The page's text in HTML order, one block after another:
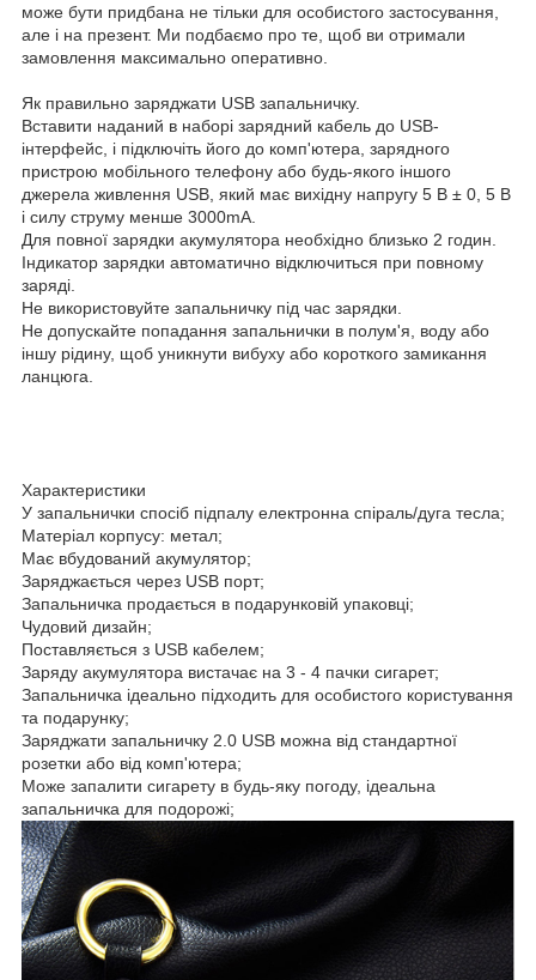
може бути придбана не тільки для особистого застосування,
але і на презент. Ми подбаємо про те, щоб ви отримали
замовлення максимально оперативно.
Як правильно заряджати USB запальничку.
Вставити наданий в наборі зарядний кабель до USB-
інтерфейс, і підключіть його до комп'ютера, зарядного
пристрою мобільного телефону або будь-якого іншого
джерела живлення USB, який має вихідну напругу 5 В ± 0, 5 В
і силу струму менше 3000mA.
Для повної зарядки акумулятора необхідно близько 2 годин.
Індикатор зарядки автоматично відключиться при повному
заряді.
Не використовуйте запальничку під час зарядки.
Не допускайте попадання запальнички в полум'я, воду або
іншу рідину, щоб уникнути вибуху або короткого замикання
ланцюга.
Характеристики
У запальнички спосіб підпалу електронна спіраль/дуга тесла;
Матеріал корпусу: метал;
Має вбудований акумулятор;
Заряджається через USB порт;
Запальничка продається в подарунковій упаковці;
Чудовий дизайн;
Поставляється з USB кабелем;
Заряду акумулятора вистачає на 3 - 4 пачки сигарет;
Запальничка ідеально підходить для особистого користування
та подарунку;
Заряджати запальничку 2.0 USB можна від стандартної
розетки або від комп'ютера;
Може запалити сигарету в будь-яку погоду, ідеальна
запальничка для подорожі;